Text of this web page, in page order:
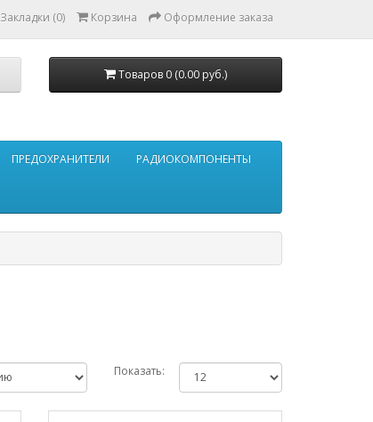
Закладки (0) Корзина Оформление заказа
Товаров 0 (0.00 руб.)
ПРЕДОХРАНИТЕЛИ РАДИОКОМПОНЕНТЫ
Показать: